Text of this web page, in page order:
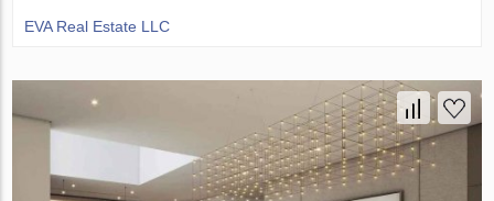
EVA Real Estate LLC